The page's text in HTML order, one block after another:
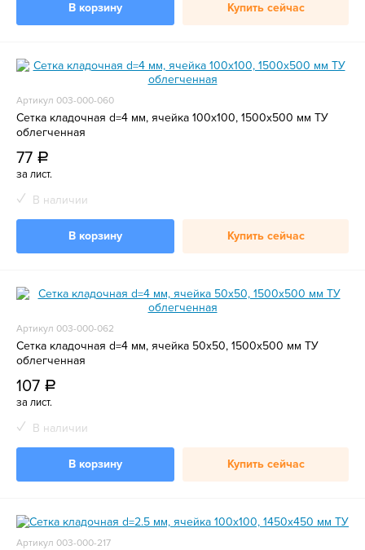
В корзину Купить сейчас
Артикул 003-000-060
Сетка кладочная d=4 мм, ячейка 100х100, 1500x500 мм ТУ
облегченная
77 a
за лист.
В наличии
В корзину Купить сейчас
Артикул 003-000-062
Сетка кладочная d=4 мм, ячейка 50х50, 1500х500 мм ТУ
облегченная
107 a
за лист.
В наличии
В корзину Купить сейчас
Артикул 003-000-217